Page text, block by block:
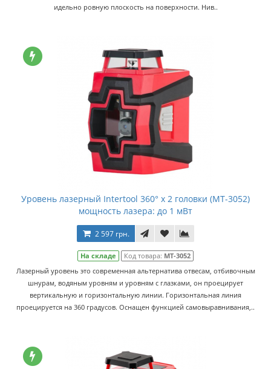
идельно ровную плоскость на поверхности. Нив..
Уровень лазерный Intertool 360° x 2 головки (MT-3052)
мощность лазера: до 1 мВт
2 597 грн.
На складе Код товара: MT-3052
Лазерный уровень это современная альтернатива отвесам, отбивочным
шнурам, водяным уровням и уровням с глазками, он проецирует
вертикальную и горизонтальную линии. Горизонтальная линия
проецируется на 360 градусов. Оснащен функцией самовыравнивания,..